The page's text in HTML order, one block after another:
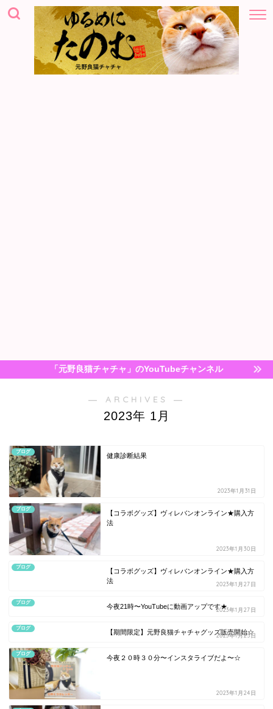
「元野良猫チャチャ」のYouTubeチャンネル
― ARCHIVES ―
2023年 1月
ブログ
健康診断結果
2023年1月31日
ブログ
【コラボグッズ】ヴィレバンオンライン★購入方
法
2023年1月30日
ブログ
【コラボグッズ】ヴィレバンオンライン★購入方
法
2023年1月27日
ブログ
今夜21時〜YouTubeに動画アップです★2023年1月27日
ブログ
【期間限定】元野良猫チャチャグッズ販売開始☆
2023年1月25日
ブログ
今夜２０時３０分〜インスタライブだよ〜☆
2023年1月24日